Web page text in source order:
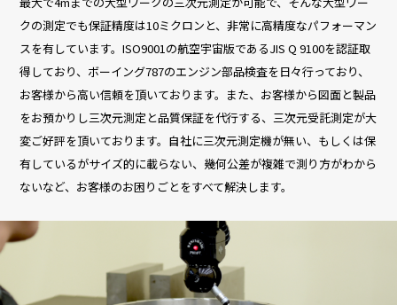
クの測定でも保証精度は10ミクロンと、非常に高精度なパフォーマン
スを有しています。ISO9001の航空宇宙版であるJIS Q 9100を認証取
得しており、ボーイング787のエンジン部品検査を日々行っており、
お客様から高い信頼を頂いております。また、お客様から図面と製品
をお預かりし三次元測定と品質保証を代行する、三次元受託測定が大
変ご好評を頂いております。自社に三次元測定機が無い、もしくは保
有しているがサイズ的に載らない、幾何公差が複雑で測り方がわから
ないなど、お客様のお困りごとをすべて解決します。